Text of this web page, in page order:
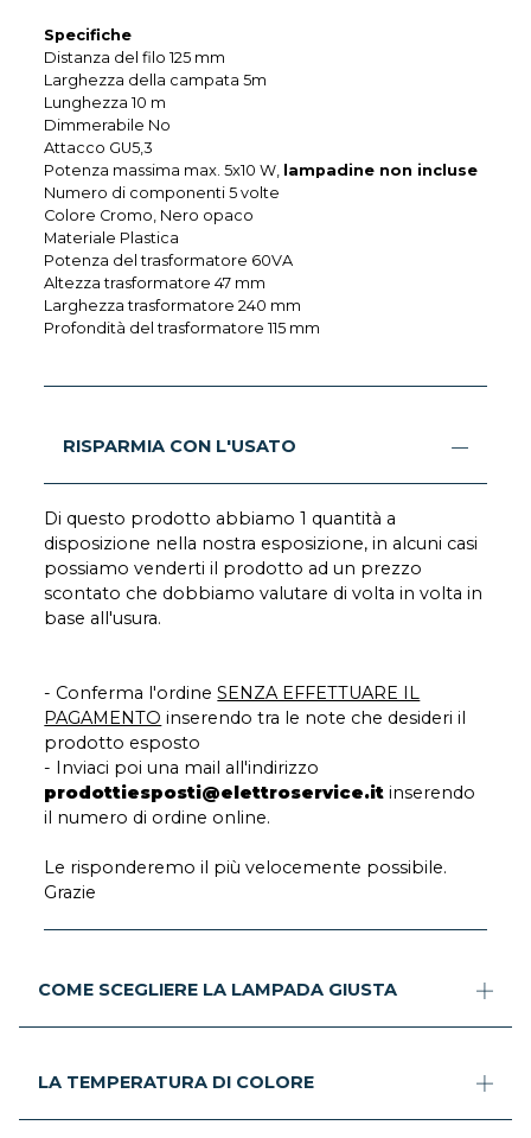
Specifiche
Distanza del filo 125 mm
Larghezza della campata 5m
Lunghezza 10 m
Dimmerabile No
Attacco GU5,3
Potenza massima max. 5x10 W,
lampadine non incluse
Numero di componenti 5 volte
Colore Cromo, Nero opaco
Materiale Plastica
Potenza del trasformatore 60VA
Altezza trasformatore 47 mm
Larghezza trasformatore 240 mm
Profondità del trasformatore 115 mm
RISPARMIA CON L'USATO
Di questo prodotto abbiamo 1 quantità a
disposizione nella nostra esposizione, in alcuni casi
possiamo venderti il prodotto ad un prezzo
scontato che dobbiamo valutare di volta in volta in
base all'usura.
- Conferma l'ordineSENZA EFFETTUARE IL
PAGAMENTO inserendo tra le note che desideri il
prodotto esposto
- Inviaci poi una mail all'indirizzo
prodottiesposti@elettroservice.it inserendo
il numero di ordine online.
Le risponderemo il più velocemente possibile.
Grazie
COME SCEGLIERE LA LAMPADA GIUSTA
LA TEMPERATURA DI COLORE